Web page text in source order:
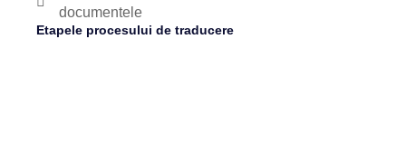
documentele
Etapele procesului de traducere